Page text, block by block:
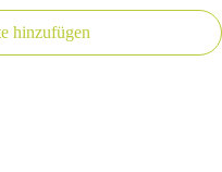
hinzufügen